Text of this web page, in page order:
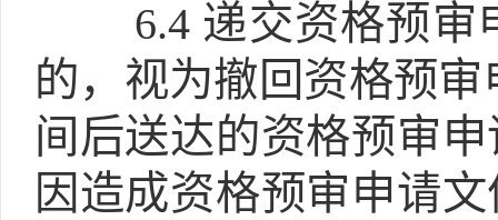
6.4 递交资格预审
的，视为撤回资格预
间后送达的资格预审
因造成资格预审申请